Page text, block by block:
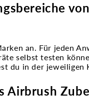
an. Für jeden
selbst testen
du in der jeweiligen
Airbrush